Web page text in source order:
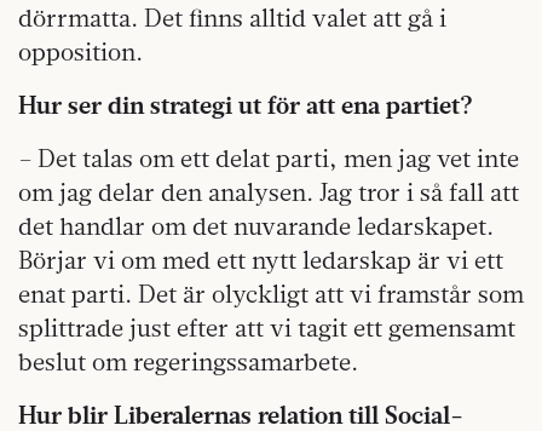
dörrmatta. Det finns alltid valet att gå i
opposition.
Hur ser din strategi ut för att ena partiet?
– Det talas om ett delat parti, men jag vet inte
om jag delar den analysen. Jag tror i så fall att
det handlar om det nuvarande ledarskapet.
Börjar vi om med ett nytt ledarskap är vi ett
enat parti. Det är olyckligt att vi framstår som
splittrade just efter att vi tagit ett gemensamt
beslut om regeringssamarbete.
Hur blir Liberalernas relation till Social­